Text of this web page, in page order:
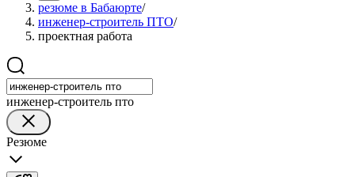
резюме в Бабаюрте/
инженер-строитель ПТО/
проектная работа
инженер-строитель пто
Резюме